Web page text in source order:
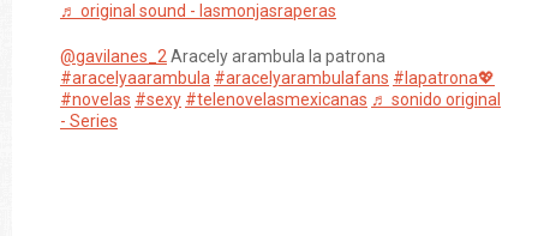
♬ original sound - lasmonjasraperas
@gavilanes_2 Aracely arambula la patrona
#aracelyaarambula #aracelyarambulafans #lapatrona💖
#novelas #sexy #telenovelasmexicanas ♬ sonido original
- Series